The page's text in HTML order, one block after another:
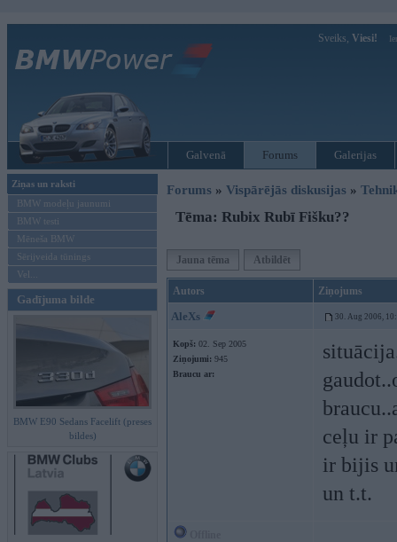
Sveiks, Viesi!
Galvenā Forums Galerijas
Ziņas un raksti
BMW modeļu jaunumi
BMW testi
Mēneša BMW
Sērijveida tūnings
Vel...
Gadījuma bilde
BMW E90 Sedans Facelift (preses
bildes)
Forums » Vispārējās diskusijas »
Tēma: Rubix Rubī Fišku??
Jauna tēma Atbildēt
Autors Ziņojums
AleXs 30. Aug 2006,
Kopš: 02. Sep 2005
Ziņojumi: 945
Braucu ar:
ceļu ir
ir bijis
un t.t.